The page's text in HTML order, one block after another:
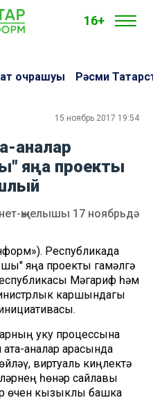
16+
очрашуы Рәсми
15 ноябрь 2017 19:54
аналар
яңа проекты
җыелышы 17 ноябрьдә
Республикада
яңа проекты гамәлгә
Мәгариф һәм
каршындагы
уку процессына
ата-аналар арасында
виртуаль киңлектә
һөнәр сайлавы
өчен кызыклы башка